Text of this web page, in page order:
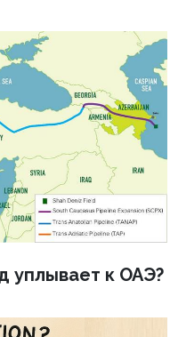
уплывает к ОАЭ?